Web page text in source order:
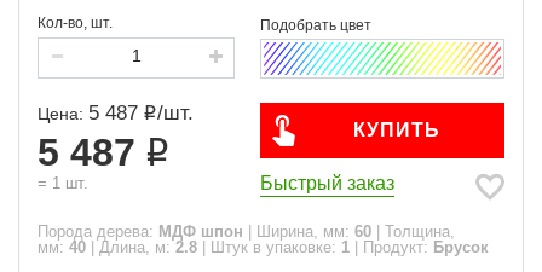
Кол-во, шт.
Цена: 5 487 /шт.
5 487
= 1 шт.
КУПИТЬ
Быстрый заказ
Порода дерева: МДФ шпон Ширина, мм: 60
Толщина,
мм: 40 Длина, м: 2.8 Штук в упаковке: 1 Продукт: Брусок